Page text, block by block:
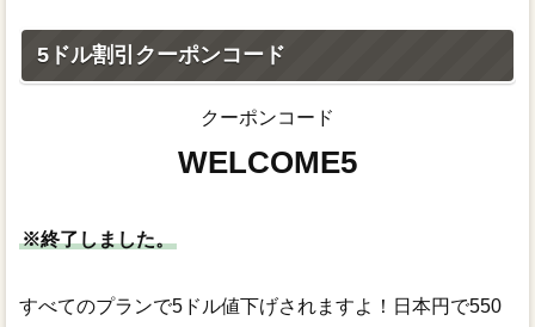
5ドル割引クーポンコード
クーポンコード
WELCOME5
※終了しました。
すべてのプランで5ドル値下げされますよ！日本円で550